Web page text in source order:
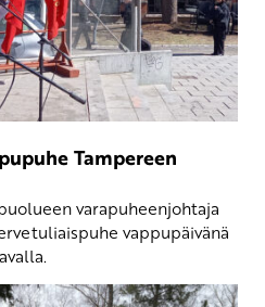
Tampereen
varapuheenjohtaja
vappupäivänä